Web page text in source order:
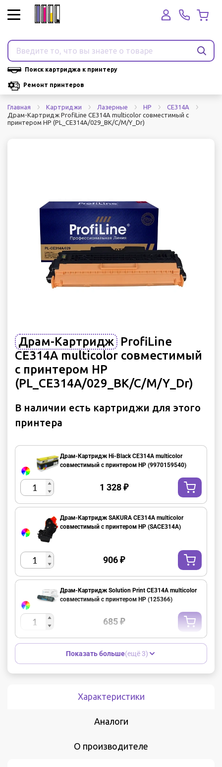
Поиск картриджа к принтеру
Ремонт принтеров
Главная Картриджи Лазерные HP
CE314A
Драм-Картридж ProfiLine CE314A multicolor совместимый с
принтером HP (PL_CE314A/029_BK/C/M/Y_Dr)
Драм-Картридж ProfiLine
CE314A multicolor совместимый
с принтером HP
(PL_CE314A/029_BK/C/M/Y_Dr)
В наличии есть картриджи для этого
принтера
Драм-Картридж Hi-Black CE314A multicolor
совместимый с принтером HP (9970159540)
1 328 ₽
Драм-Картридж SAKURA CE314A multicolor
совместимый с принтером HP (SACE314A)
906 ₽
Драм-Картридж Solution Print CE314A multicolor
совместимый с принтером HP (125366)
685 ₽
Показать больше(ещё 3)
Характеристики
Аналоги
О производителе